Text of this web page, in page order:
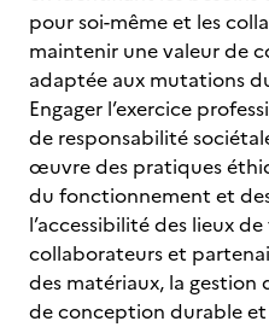
pour soi-même et les
maintenir une valeur de
adaptée aux mutations
Engager l’exercice
de responsabilité
œuvre des pratiques
du fonctionnement et
l’accessibilité des lieux
collaborateurs et
des matériaux, la gestion
de conception durable et